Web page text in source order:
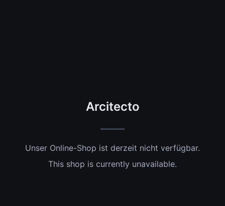
Arcitecto
Unser Online-Shop ist derzeit nicht verfügbar.
This shop is currently unavailable.